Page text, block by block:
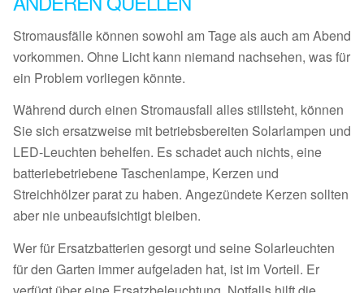
Stromausfälle können sowohl am Tage als auch am Abend
vorkommen. Ohne Licht kann niemand nachsehen, was für
ein Problem vorliegen könnte.
Während durch einen Stromausfall alles stillsteht, können
Sie sich ersatzweise mit betriebsbereiten Solarlampen und
LED-Leuchten behelfen. Es schadet auch nichts, eine
batteriebetriebene Taschenlampe, Kerzen und
Streichhölzer parat zu haben. Angezündete Kerzen sollten
aber nie unbeaufsichtigt bleiben.
Wer für Ersatzbatterien gesorgt und seine Solarleuchten
für den Garten immer aufgeladen hat, ist im Vorteil. Er